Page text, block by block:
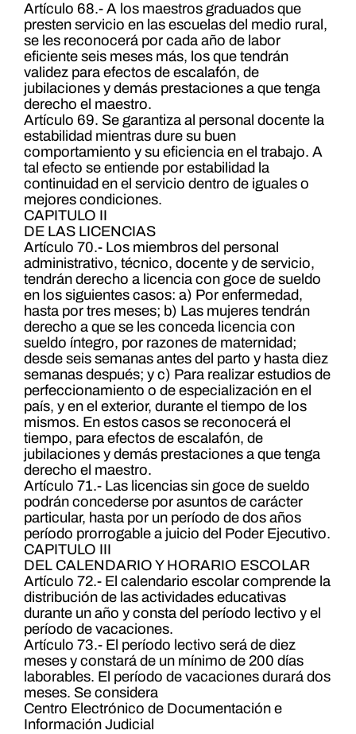
Artículo 68.- A los maestros graduados que
presten servicio en las escuelas del medio rural,
se les reconocerá por cada año de labor
eficiente seis meses más, los que tendrán
validez para efectos de escalafón, de
jubilaciones y demás prestaciones a que tenga
derecho el maestro.
Artículo 69. Se garantiza al personal docente la
estabilidad mientras dure su buen
comportamiento y su eficiencia en el trabajo. A
tal efecto se entiende por estabilidad la
continuidad en el servicio dentro de iguales o
mejores condiciones.
CAPITULO II
DE LAS LICENCIAS
Artículo 70.- Los miembros del personal
administrativo, técnico, docente y de servicio,
tendrán derecho a licencia con goce de sueldo
en los siguientes casos: a) Por enfermedad,
hasta por tres meses; b) Las mujeres tendrán
derecho a que se les conceda licencia con
sueldo íntegro, por razones de maternidad;
desde seis semanas antes del parto y hasta diez
semanas después; y c) Para realizar estudios de
perfeccionamiento o de especialización en el
país, y en el exterior, durante el tiempo de los
mismos. En estos casos se reconocerá el
tiempo, para efectos de escalafón, de
jubilaciones y demás prestaciones a que tenga
derecho el maestro.
Artículo 71.- Las licencias sin goce de sueldo
podrán concederse por asuntos de carácter
particular, hasta por un período de dos años
período prorrogable a juicio del Poder Ejecutivo.
CAPITULO III
DEL CALENDARIO Y HORARIO ESCOLAR
Artículo 72.- El calendario escolar comprende la
distribución de las actividades educativas
durante un año y consta del período lectivo y el
período de vacaciones.
Artículo 73.- El período lectivo será de diez
meses y constará de un mínimo de 200 días
laborables. El período de vacaciones durará dos
meses. Se considera
Centro Electrónico de Documentación e
Información Judicial